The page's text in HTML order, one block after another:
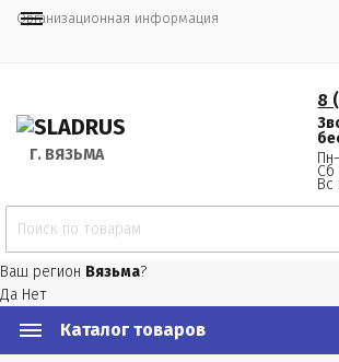
Организационная информация
Г. ВЯЗЬМА
8
Сб
Вс
Ваш регион Вязьма?
Да Нет
Каталог товаров